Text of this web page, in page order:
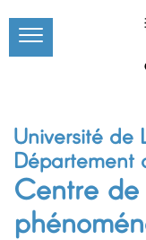
Université de
Département
Centre